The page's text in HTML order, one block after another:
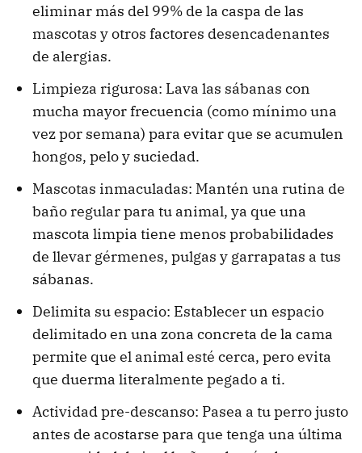
eliminar más del 99% de la caspa de las
mascotas y otros factores desencadenantes
de alergias.
Limpieza rigurosa: Lava las sábanas con
mucha mayor frecuencia (como mínimo una
vez por semana) para evitar que se acumulen
hongos, pelo y suciedad.
Mascotas inmaculadas: Mantén una rutina de
baño regular para tu animal, ya que una
mascota limpia tiene menos probabilidades
de llevar gérmenes, pulgas y garrapatas a tus
sábanas.
Delimita su espacio: Establecer un espacio
delimitado en una zona concreta de la cama
permite que el animal esté cerca, pero evita
que duerma literalmente pegado a ti.
Actividad pre-descanso: Pasea a tu perro justo
antes de acostarse para que tenga una última